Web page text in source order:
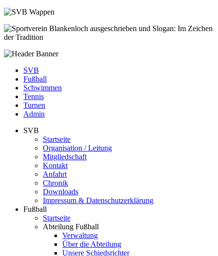
SVB
Fußball
Schwimmen
Tennis
Turnen
Admin
SVB
Startseite
Organisation / Leitung
Mitgliedschaft
Kontakt
Anfahrt
Chronik
Downloads
Impressum & Datenschutzerklärung
Fußball
Startseite
Abteilung Fußball
Verwaltung
Über die Abteilung
Unsere Schiedsrichter